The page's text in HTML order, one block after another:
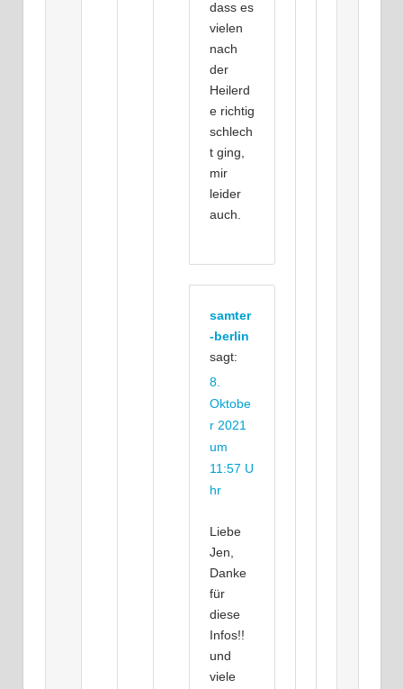
dass es
vielen
nach
der
Heilerd
e richtig
schlech
t ging,
mir
leider
auch.
samter
-berlin
sagt:
8.
Oktobe
r 2021
um
11:57 U
hr
Liebe
Jen,
Danke
für
diese
Infos!!
und
viele